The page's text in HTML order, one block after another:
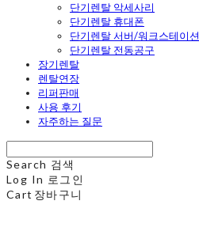
단기렌탈 악세사리
단기렌탈 휴대폰
단기렌탈 서버/워크스테이션
단기렌탈 전동공구
장기렌탈
렌탈연장
리퍼판매
사용 후기
자주하는 질문
Search 검색
Log In 로그인
Cart 장바구니